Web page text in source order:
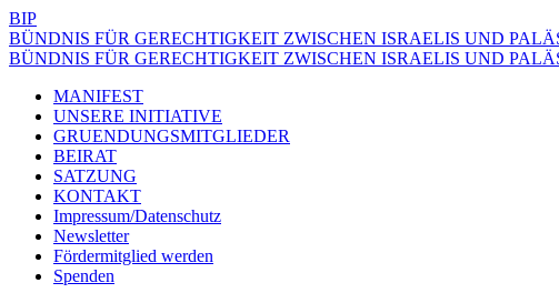
BIP
BÜNDNIS FÜR GERECHTIGKEIT ZWISCHEN ISRAELIS UND
BÜNDNIS FÜR GERECHTIGKEIT ZWISCHEN ISRAELIS UND
MANIFEST
UNSERE INITIATIVE
GRUENDUNGSMITGLIEDER
BEIRAT
SATZUNG
KONTAKT
Impressum/Datenschutz
Newsletter
Fördermitglied werden
Spenden